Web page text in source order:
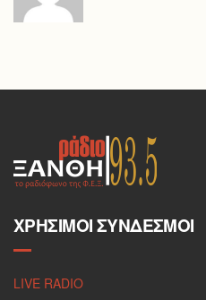
ΧΡΉΣΙΜΟΙ ΣΎΝΔΕΣΜΟΙ
LIVE RADIO